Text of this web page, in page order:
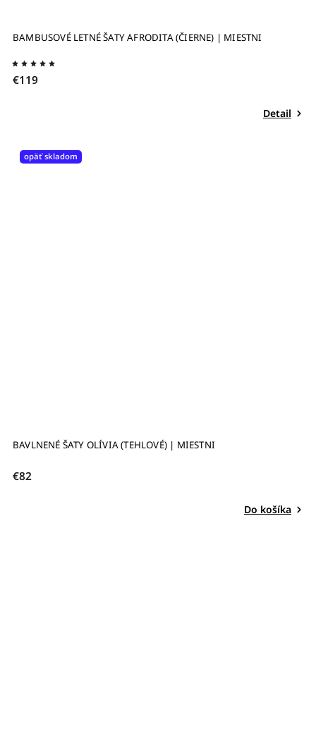
BAMBUSOVÉ LETNÉ ŠATY AFRODITA (ČIERNE) | MIESTNI
€119
Detail
opäť skladom
BAVLNENÉ ŠATY OLÍVIA (TEHLOVÉ) | MIESTNI
€82
Do košíka